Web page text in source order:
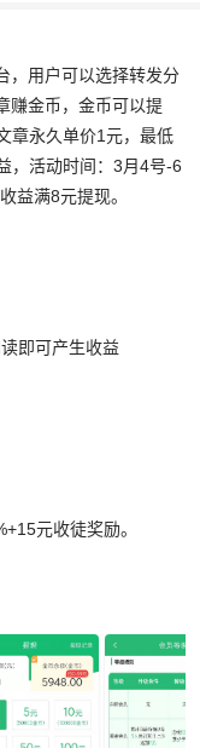
，用户可以选择转发分
赚金币，金币可以提
章永久单价1元，最低
，活动时间：3月4号-6
益满8元提现。
即可产生收益
元收徒奖励。